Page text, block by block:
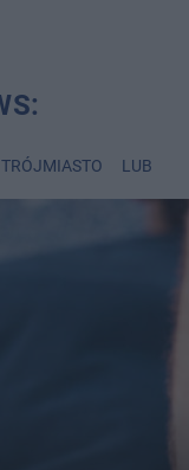
TRÓJMIASTO LUBLIN